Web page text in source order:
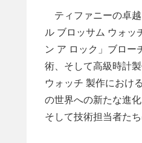
ティファニーの卓越
ル ブロッサム ウォッ
ン ア ロック」ブロー
術、そして高級時計
ウォッチ 製作におけ
の世界への新たな進
そして技術担当者た